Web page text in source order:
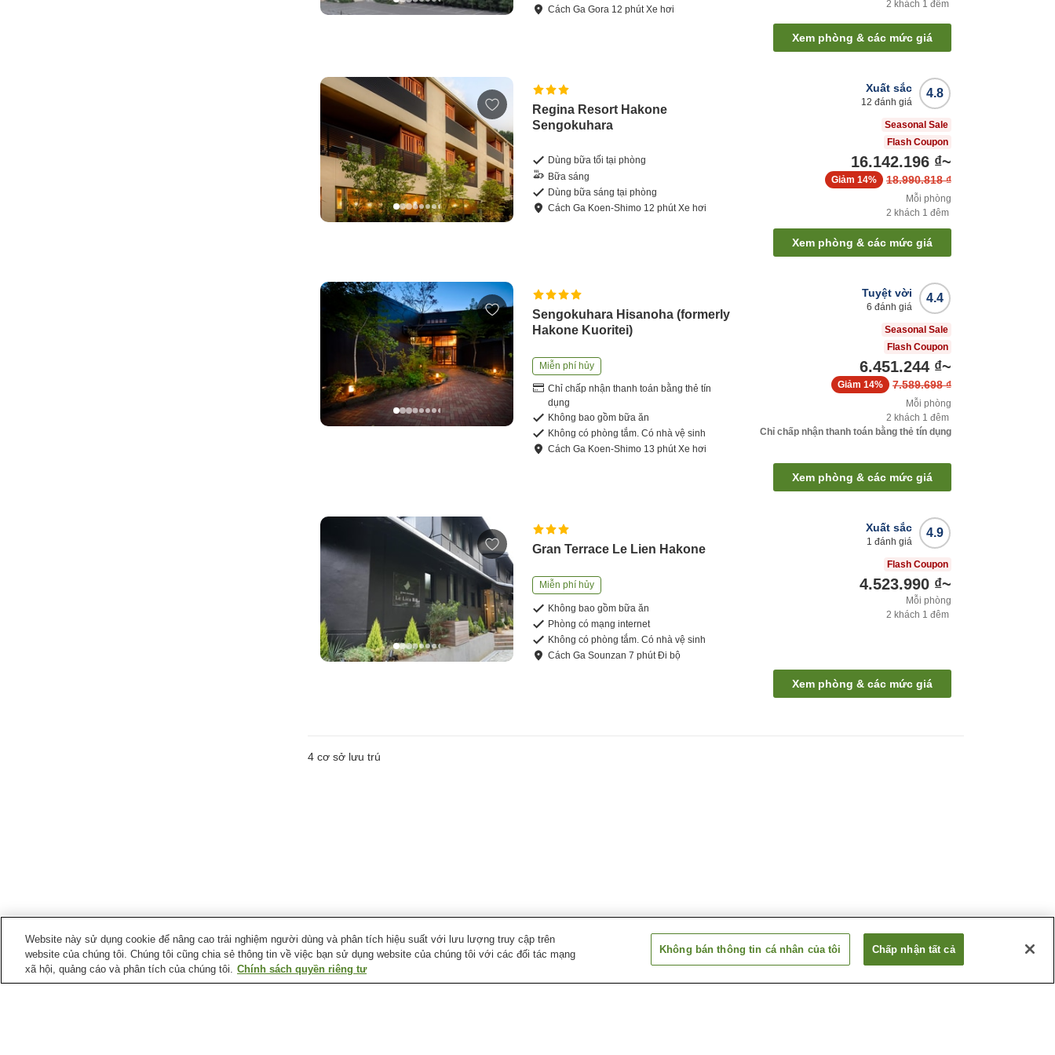
CáchGa Gora 12 phútXe hơi
2 khách 1 đêm
Xem phòng & các mức giá
Regina Resort Hakone
Sengokuhara
Dùng bữa tối tại phòng
Bữa sáng
Dùng bữa sáng tại phòng
CáchGa Koen-Shimo 12 phútXe hơi
4.8
Xuất sắc
12 đánh giá
Seasonal Sale
Flash Coupon
16.142.196 ₫~
18.990.818 ₫
Giảm 14%
Mỗi phòng
2 khách 1 đêm
Xem phòng & các mức giá
Sengokuhara Hisanoha (formerly
Hakone Kuoritei)
Miễn phí hủy
Chỉ chấp nhận thanh toán bằng thẻ tín
dụng
Không bao gồm bữa ăn
Không có phòng tắm. Có nhà vệ sinh
CáchGa Koen-Shimo 13 phútXe hơi
4.4
Tuyệt vời
6 đánh giá
Seasonal Sale
Flash Coupon
6.451.244 ₫~
7.589.698 ₫
Giảm 14%
Mỗi phòng
2 khách 1 đêm
Chỉ chấp nhận thanh toán bằng thẻ tín dụng
Xem phòng & các mức giá
Gran Terrace Le Lien Hakone
Miễn phí hủy
Không bao gồm bữa ăn
Phòng có mạng internet
Không có phòng tắm. Có nhà vệ sinh
CáchGa Sounzan7 phútĐi bộ
4.9
Xuất sắc
1 đánh giá
Flash Coupon
4.523.990 ₫~
Mỗi phòng
2 khách 1 đêm
Xem phòng & các mức giá
4 cơ sở lưu trú
Suối nước nóng tại Tỉnh Kanagawa
Website này sử dụng cookie để nâng cao trải nghiệm người dùng và phân tích hiệu suất với lưu lượng truy cập trên
website của chúng tôi. Chúng tôi cũng chia sẻ thông tin về việc bạn sử dụng website của chúng tôi với các đối tác mạng
xã hội, quảng cáo và phân tích của chúng tôi. Chính sách quyền riêng tư
Không bán thông tin cá nhân của tôi Chấp nhận tất cả